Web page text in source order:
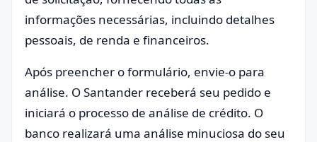
informações necessárias, incluindo detalhes
pessoais, de renda e financeiros.
Após preencher o formulário, envie-o para
análise. O Santander receberá seu pedido e
iniciará o processo de análise de crédito. O
banco realizará uma análise minuciosa do seu